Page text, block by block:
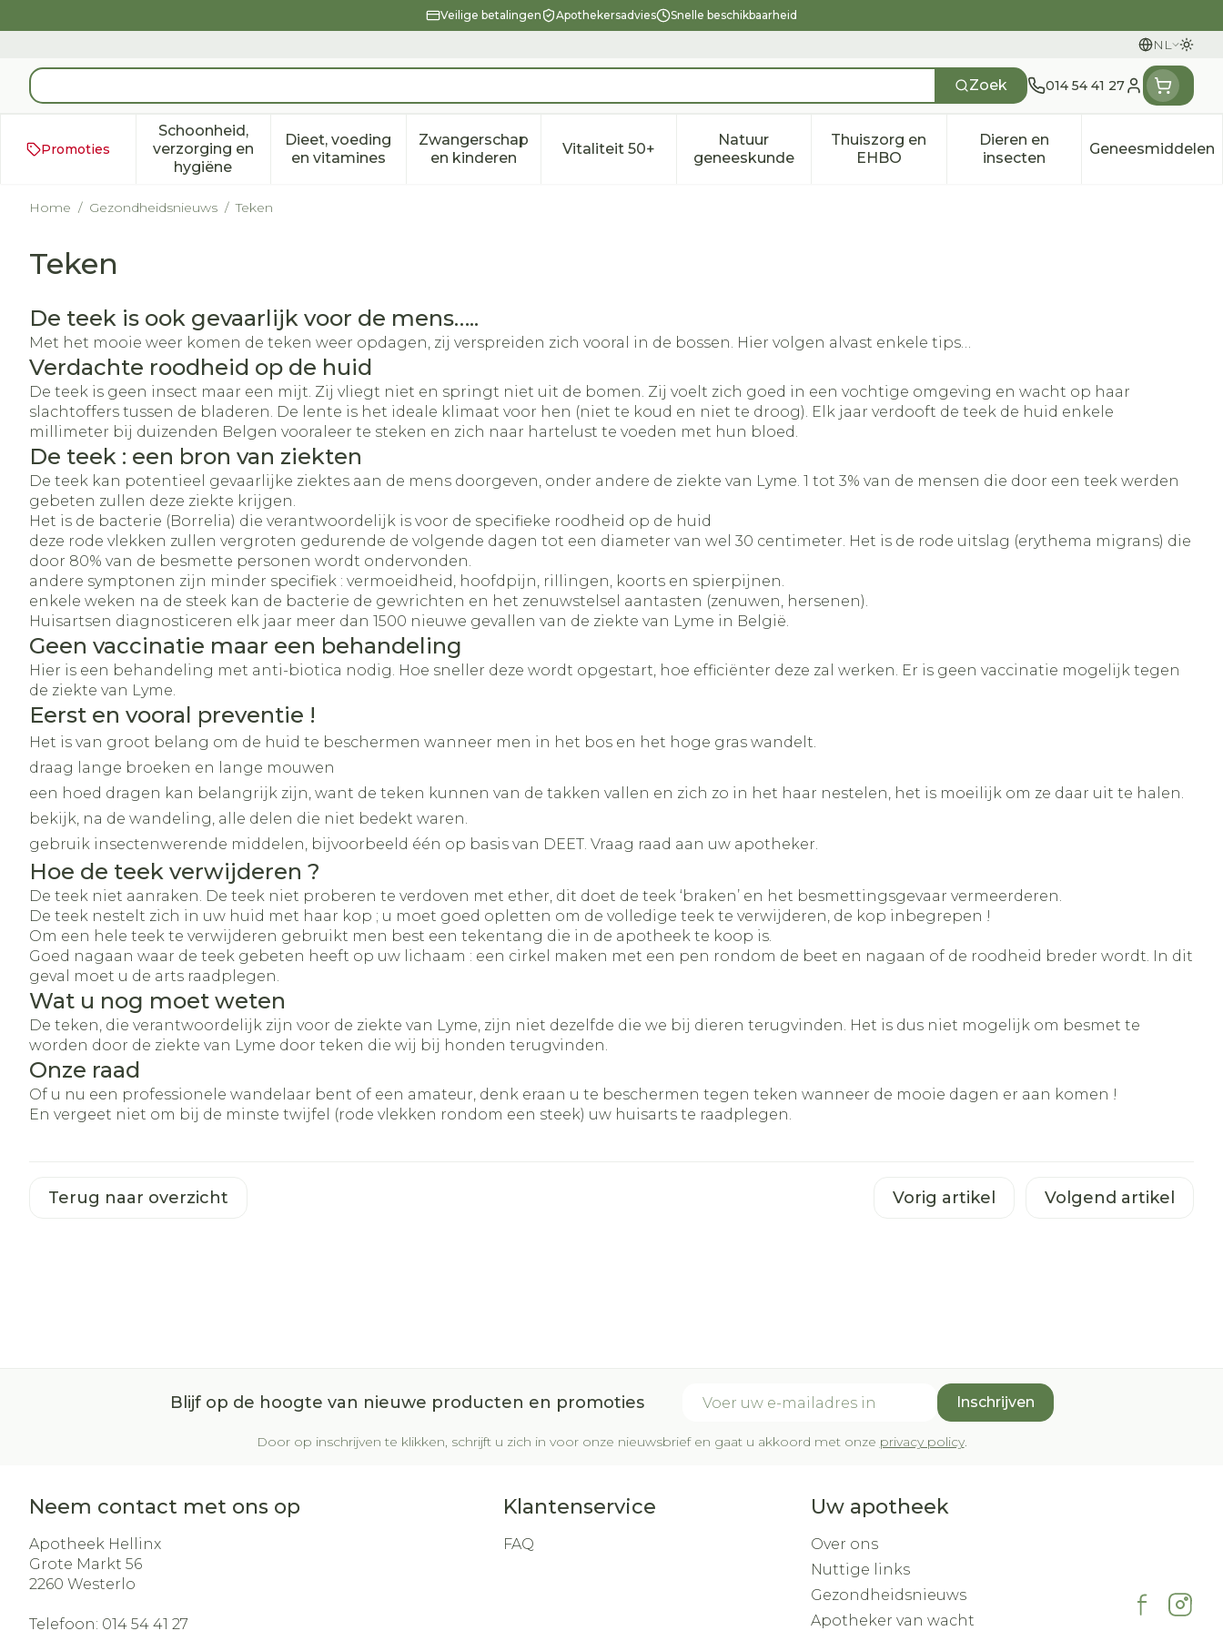
Veilige betalingen Apothekersadvies Snelle beschikbaarheid
NL
Talen
Product, merk, categorie... Zoek 014 54 41 27
Klant menu
Promoties
Schoonheid,
verzorging en
hygiëne
Toon submenu voor Schoonheid, verzorging en hygiëne categorie
Dieet, voeding
en vitaminesToon submenu voor Dieet, voeding en vitamines categorie
Zwangerschap
en kinderenToon submenu voor Zwangerschap en kinderen categorie
Vitaliteit 50+Toon submenu voor Vitaliteit 50+ categorie
Natuur
geneeskunde
Toon submenu voor Natuur geneeskunde categorie
Thuiszorg en
EHBOToon submenu voor Thuiszorg en EHBO
Dieren en
insectenToon submenu voor Dieren
Geneesmiddelen
Toon
Home / Gezondheidsnieuws / Teken
Teken
De teek is ook gevaarlijk voor de mens…..
Met het mooie weer komen de teken weer opdagen, zij verspreiden zich vooral in de bossen. Hier volgen alvast enkele tips…
Verdachte roodheid op de huid
De teek is geen insect maar een mijt. Zij vliegt niet en springt niet uit de bomen. Zij voelt zich goed in een vochtige omgeving en wacht op haar
slachtoffers tussen de bladeren. De lente is het ideale klimaat voor hen (niet te koud en niet te droog). Elk jaar verdooft de teek de huid enkele
millimeter bij duizenden Belgen vooraleer te steken en zich naar hartelust te voeden met hun bloed.
De teek : een bron van ziekten
De teek kan potentieel gevaarlijke ziektes aan de mens doorgeven, onder andere de ziekte van Lyme. 1 tot 3% van de mensen die door een teek werden
gebeten zullen deze ziekte krijgen.
Het is de bacterie (Borrelia) die verantwoordelijk is voor de specifieke roodheid op de huid
deze rode vlekken zullen vergroten gedurende de volgende dagen tot een diameter van wel 30 centimeter. Het is de rode uitslag (erythema migrans) die
door 80% van de besmette personen wordt ondervonden.
andere symptonen zijn minder specifiek : vermoeidheid, hoofdpijn, rillingen, koorts en spierpijnen.
enkele weken na de steek kan de bacterie de gewrichten en het zenuwstelsel aantasten (zenuwen, hersenen).
Huisartsen diagnosticeren elk jaar meer dan 1500 nieuwe gevallen van de ziekte van Lyme in België.
Geen vaccinatie maar een behandeling
Hier is een behandeling met anti-biotica nodig. Hoe sneller deze wordt opgestart, hoe efficiënter deze zal werken. Er is geen vaccinatie mogelijk tegen
de ziekte van Lyme.
Eerst en vooral preventie !
Het is van groot belang om de huid te beschermen wanneer men in het bos en het hoge gras wandelt.
draag lange broeken en lange mouwen
een hoed dragen kan belangrijk zijn, want de teken kunnen van de takken vallen en zich zo in het haar nestelen, het is moeilijk om ze daar uit te halen.
bekijk, na de wandeling, alle delen die niet bedekt waren.
gebruik insectenwerende middelen, bijvoorbeeld één op basis van DEET. Vraag raad aan uw apotheker.
Hoe de teek verwijderen ?
De teek niet aanraken. De teek niet proberen te verdoven met ether, dit doet de teek ‘braken’ en het besmettingsgevaar vermeerderen.
De teek nestelt zich in uw huid met haar kop ; u moet goed opletten om de volledige teek te verwijderen, de kop inbegrepen !
Om een hele teek te verwijderen gebruikt men best een tekentang die in de apotheek te koop is.
Goed nagaan waar de teek gebeten heeft op uw lichaam : een cirkel maken met een pen rondom de beet en nagaan of de roodheid breder wordt. In dit
geval moet u de arts raadplegen.
Wat u nog moet weten
De teken, die verantwoordelijk zijn voor de ziekte van Lyme, zijn niet dezelfde die we bij dieren terugvinden. Het is dus niet mogelijk om besmet te
worden door de ziekte van Lyme door teken die wij bij honden terugvinden.
Onze raad
Of u nu een professionele wandelaar bent of een amateur, denk eraan u te beschermen tegen teken wanneer de mooie dagen er aan komen !
En vergeet niet om bij de minste twijfel (rode vlekken rondom een steek) uw huisarts te raadplegen.
Terug naar overzicht Vorig artikel Volgend artikel
Blijf op de hoogte van nieuwe producten en promoties Inschrijven
Door op inschrijven te klikken, schrijft u zich in voor onze nieuwsbrief en gaat u akkoord met onze privacy policy.
Neem contact met ons op
Apotheek Hellinx
Grote Markt 56
2260 Westerlo
Telefoon: 014 54 41 27
Klantenservice
FAQ
Uw apotheek
Over ons
Nuttige links
Gezondheidsnieuws
Apotheker van wacht